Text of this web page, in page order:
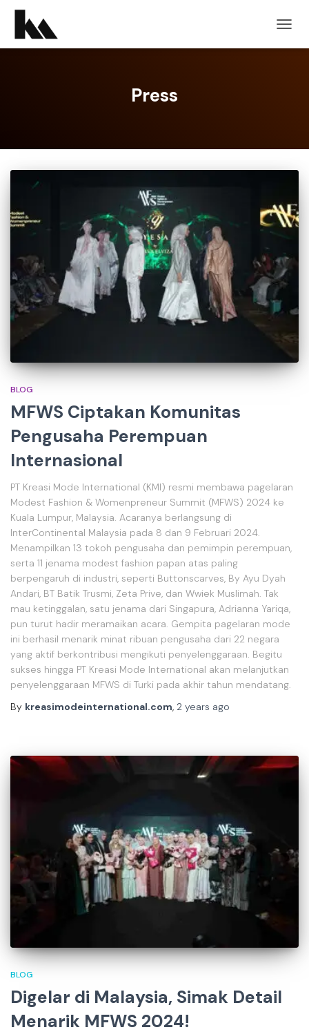
Press
BLOG
MFWS Ciptakan Komunitas
Pengusaha Perempuan
Internasional
PT Kreasi Mode International (KMI) resmi membawa pagelaran
Modest Fashion & Womenpreneur Summit (MFWS) 2024 ke
Kuala Lumpur, Malaysia. Acaranya berlangsung di
InterContinental Malaysia pada 8 dan 9 Februari 2024.
Menampilkan 13 tokoh pengusaha dan pemimpin perempuan,
serta 11 jenama modest fashion papan atas paling
berpengaruh di industri, seperti Buttonscarves, By Ayu Dyah
Andari, BT Batik Trusmi, Zeta Prive, dan Wwiek Muslimah. Tak
mau ketinggalan, satu jenama dari Singapura, Adrianna Yariqa,
pun turut hadir meramaikan acara. Gempita pagelaran mode
ini berhasil menarik minat ribuan pengusaha dari 22 negara
yang aktif berkontribusi mengikuti penyelenggaraan. Begitu
sukses hingga PT Kreasi Mode International akan melanjutkan
penyelenggaraan MFWS di Turki pada akhir tahun mendatang.
By kreasimodeinternational.com, 2 years ago
BLOG
Digelar di Malaysia, Simak Detail
Menarik MFWS 2024!